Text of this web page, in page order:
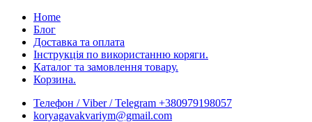
Skip
content
Home
Блог
Доставка та оплата
Інструкція по використанню коряги.
Каталог та замовлення товару.
Корзина.
Телефон / Viber / Telegram +380979198057
koryagavakvariym@gmail.com